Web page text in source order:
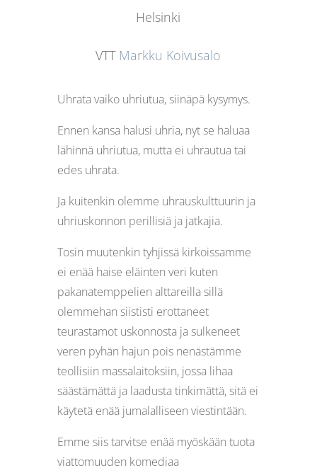
Helsinki
VTT Markku Koivusalo
Uhrata vaiko uhriutua, siinäpä kysymys.
Ennen kansa halusi uhria, nyt se haluaa
lähinnä uhriutua, mutta ei uhrautua tai
edes uhrata.
Ja kuitenkin olemme uhrauskulttuurin ja
uhriuskonnon perillisiä ja jatkajia.
Tosin muutenkin tyhjissä kirkoissamme
ei enää haise eläinten veri kuten
pakanatemppelien alttareilla sillä
olemmehan siististi erottaneet
teurastamot uskonnosta ja sulkeneet
veren pyhän hajun pois nenästämme
teollisiin massalaitoksiin, jossa lihaa
säästämättä ja laadusta tinkimättä, sitä ei
käytetä enää jumalalliseen viestintään.
Emme siis tarvitse enää myöskään tuota
viattomuuden komediaa